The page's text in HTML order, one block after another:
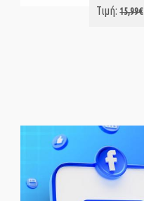
Τιμή:15,99€